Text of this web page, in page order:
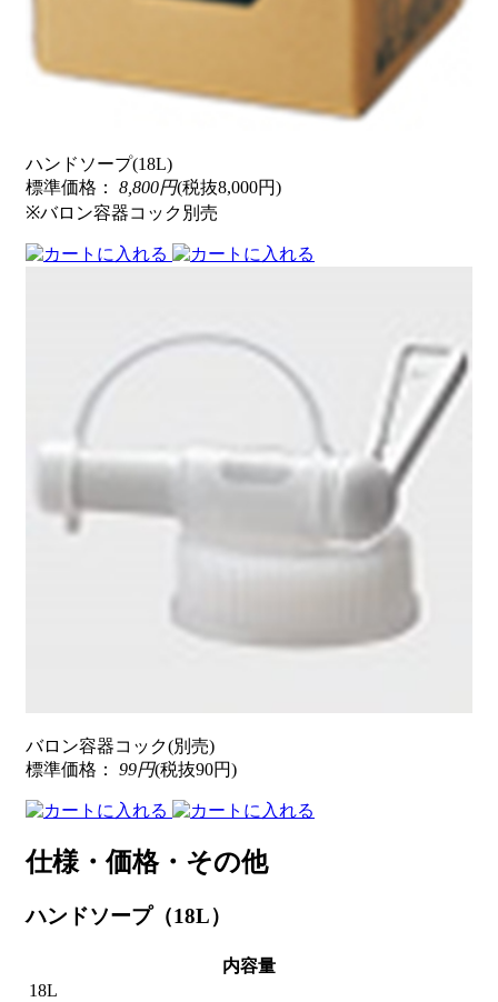
ハンドソープ(18L)
標準価格： 8,800円(税抜8,000円)
※バロン容器コック別売
バロン容器コック(別売)
標準価格： 99円(税抜90円)
仕様・価格・その他
ハンドソープ（18L）
内容量
18L